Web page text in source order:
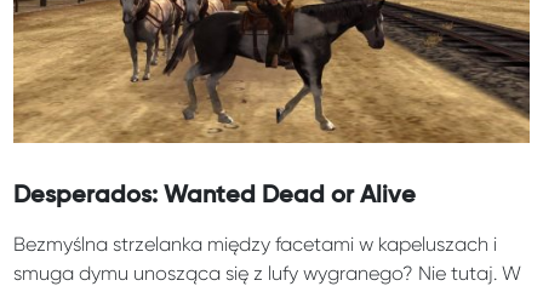
Desperados: Wanted Dead or Alive
Bezmyślna strzelanka między facetami w kapeluszach i
smuga dymu unosząca się z lufy wygranego? Nie tutaj. W